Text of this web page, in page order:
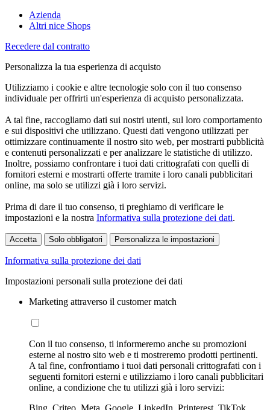
Azienda
Altri nice Shops
Recedere dal contratto
Personalizza la tua esperienza di acquisto
Utilizziamo i cookie e altre tecnologie solo con il tuo consenso
individuale per offrirti un'esperienza di acquisto personalizzata.
A tal fine, raccogliamo dati sui nostri utenti, sul loro comportamento
e sui dispositivi che utilizzano. Questi dati vengono utilizzati per
ottimizzare continuamente il nostro sito web, per mostrarti pubblicità
e contenuti personalizzati e per analizzare le statistiche di utilizzo.
Inoltre, possiamo confrontare i tuoi dati crittografati con quelli di
fornitori esterni e mostrarti offerte tramite i loro canali pubblicitari
online, ma solo se utilizzi già i loro servizi.
Prima di dare il tuo consenso, ti preghiamo di verificare le
impostazioni e la nostra Informativa sulla protezione dei dati.
Accetta Solo obbligatori Personalizza le impostazioni
Informativa sulla protezione dei dati
Impostazioni personali sulla protezione dei dati
Marketing attraverso il customer match
Con il tuo consenso, ti informeremo anche su promozioni
esterne al nostro sito web e ti mostreremo prodotti pertinenti.
A tal fine, confrontiamo i tuoi dati personali crittografati con i
seguenti fornitori esterni e utilizziamo i loro canali pubblicitari
online, a condizione che tu utilizzi già i loro servizi:
Bing, Criteo, Meta, Google, LinkedIn, Printerest, TikTok